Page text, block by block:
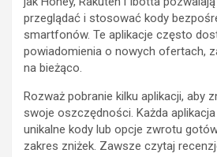
przeglądać i stosować kody
smartfonów. Te aplikacje często
powiadomienia o nowych ofertach,
na bieżąco.
Rozważ pobranie kilku aplikacji, aby
swoje oszczędności. Każda
unikalne kody lub opcje zwrotu
zakres zniżek. Zawsze czytaj